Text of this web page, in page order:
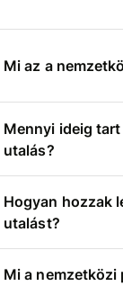
Mi az a
Mennyi ideig
utalás?
Hogyan hozzak
utalást?
Mi a nemzetközi